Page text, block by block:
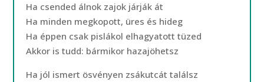
Ha csended álnok zajok járják át
Ha minden megkopott, üres és hideg
Ha éppen csak pislákol elhagyatott tüzed
Akkor is tudd: bármikor hazajöhetsz
Ha jól ismert ösvényen zsákutcát találsz